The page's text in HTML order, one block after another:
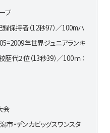
プ
保持者（12秒97）／100mハ
年世界ジュニアランキ
代２位（13秒39）／100ｍ：
会
市・デンカビッグスワンスタ